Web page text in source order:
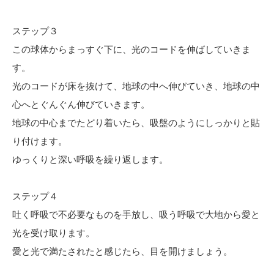
ステップ３
この球体からまっすぐ下に、光のコードを伸ばしていきま
す。
光のコードが床を抜けて、地球の中へ伸びていき、地球の中
心へとぐんぐん伸びていきます。
地球の中心までたどり着いたら、吸盤のようにしっかりと貼
り付けます。
ゆっくりと深い呼吸を繰り返します。
ステップ４
吐く呼吸で不必要なものを手放し、吸う呼吸で大地から愛と
光を受け取ります。
愛と光で満たされたと感じたら、目を開けましょう。